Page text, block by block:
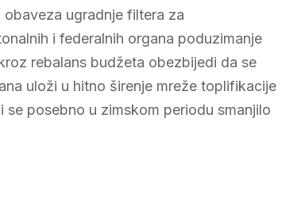
ugradnje filtera za
i federalnih organa poduzimanje
rebalans budžeta obezbijedi da se
uloži u hitno širenje mreže toplifikacije
posebno u zimskom periodu smanjilo